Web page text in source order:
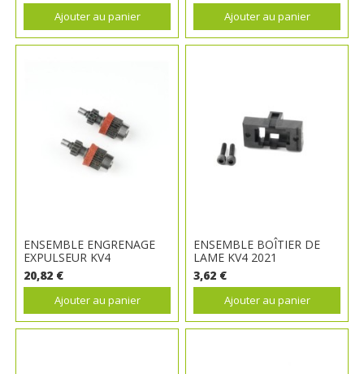
Ajouter au panier Ajouter au panier
ENSEMBLE ENGRENAGE
EXPULSEUR KV4
20,82 €
Ajouter au panier
ENSEMBLE BOÎTIER DE
LAME KV4 2021
3,62 €
Ajouter au panier